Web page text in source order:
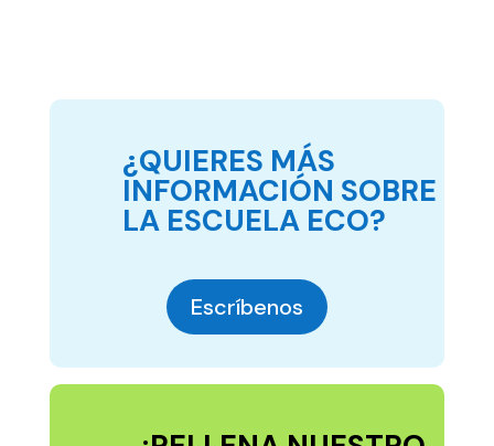
¿QUIERES MÁS
INFORMACIÓN SOBRE
LA ESCUELA ECO?
Escríbenos